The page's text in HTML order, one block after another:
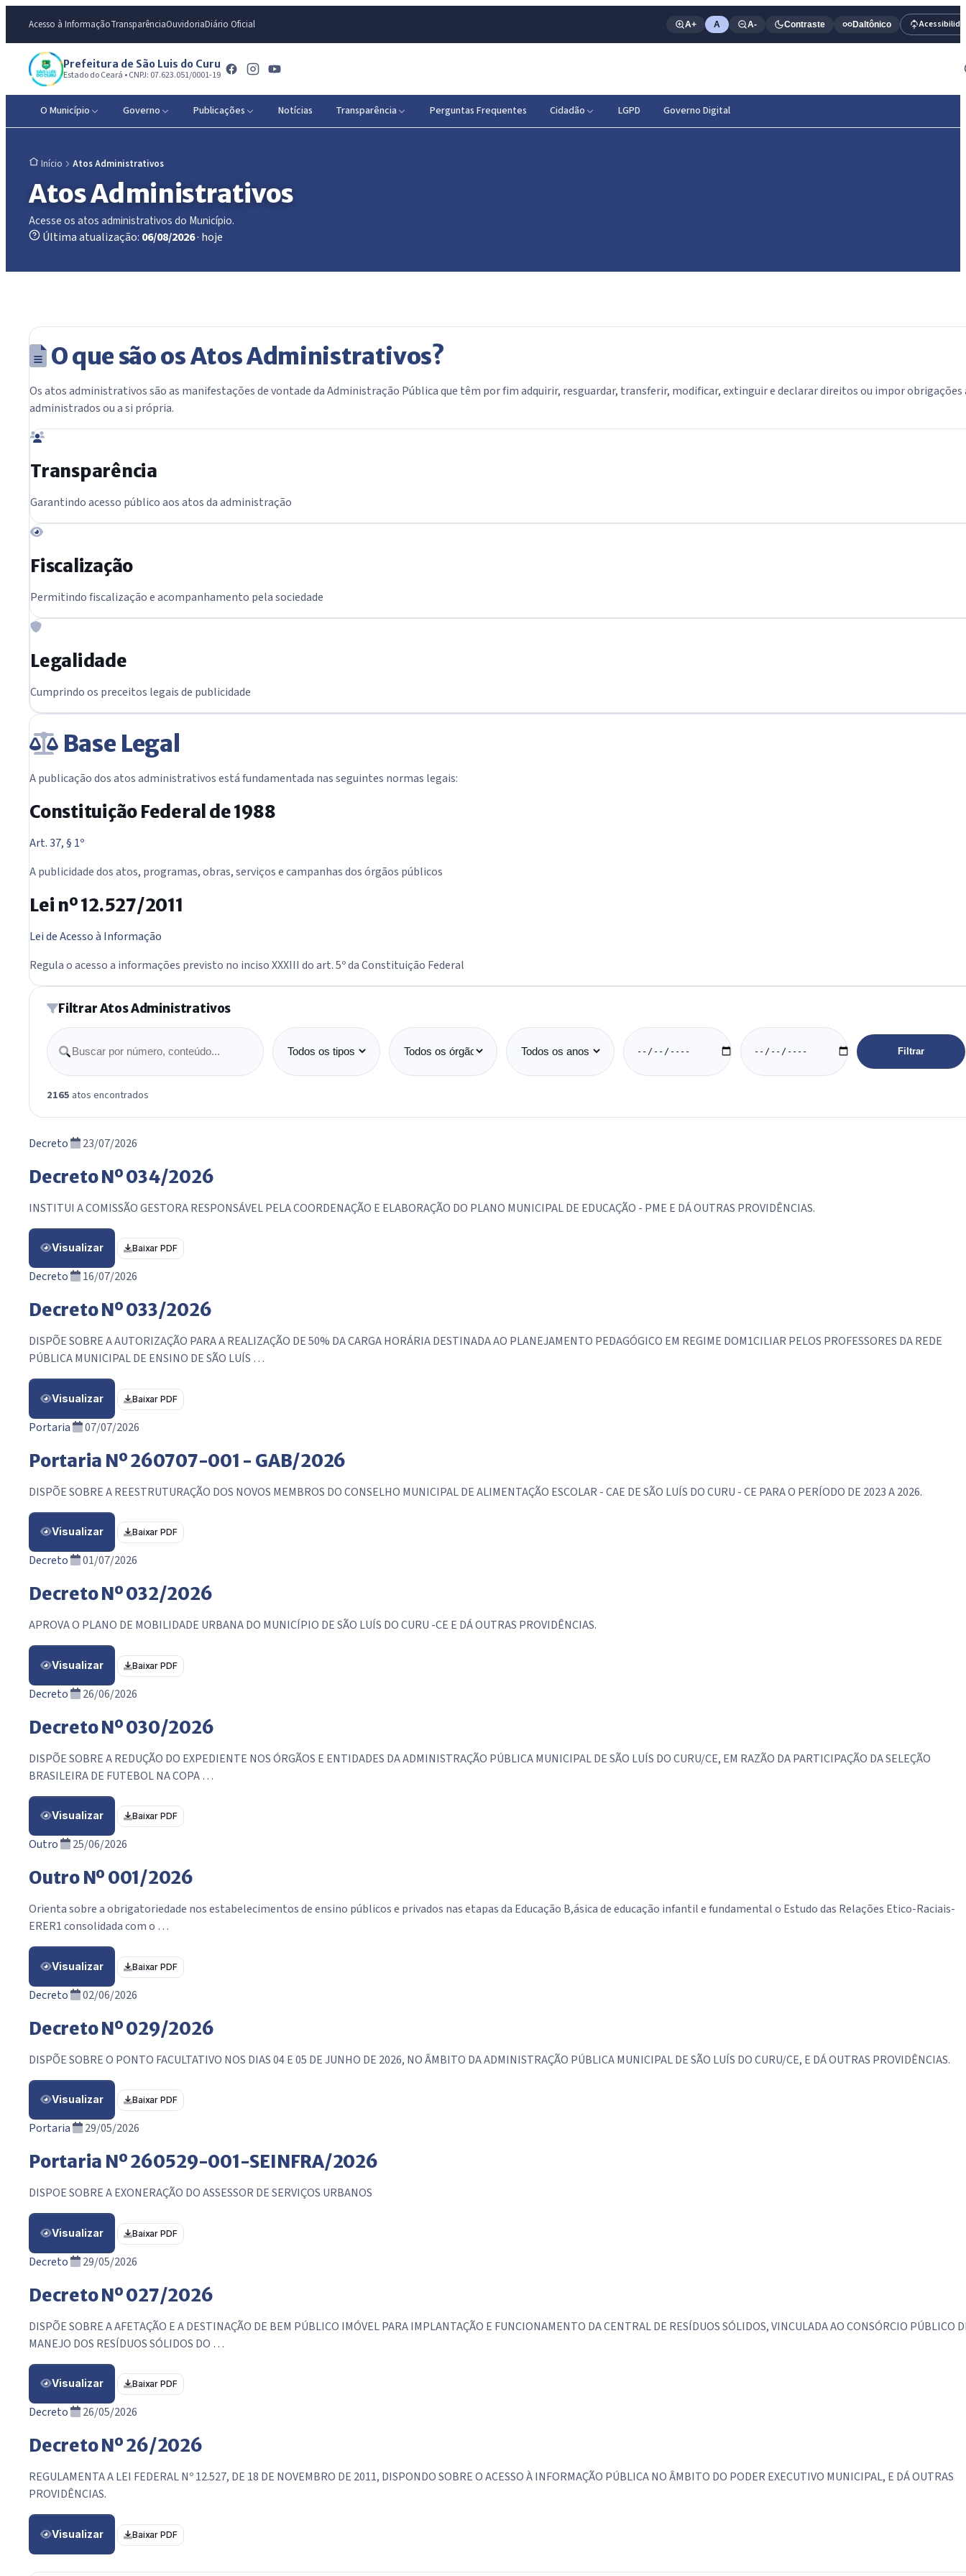
Acesso à InformaçãoTransparênciaOuvidoriaDiário Oficial A+ A A- Contraste Daltônico
Prefeitura de São Luis do Curu
Estado do Ceará • CNPJ: 07.623.051/0001-19
O Município Governo Publicações Notícias Transparência Perguntas Frequentes Cidadão LGPD Governo Digital
Início Atos Administrativos
Atos Administrativos
Acesse os atos administrativos do Município.
Última atualização: 06/08/2026· hoje
O que são os Atos Administrativos?
Os atos administrativos são as manifestações de vontade da Administração Pública que têm por fim adquirir, resguardar, transferir, modificar, extinguir e declarar direitos ou impor obrigações
administrados ou a si própria.
Transparência
Garantindo acesso público aos atos da administração
Fiscalização
Permitindo fiscalização e acompanhamento pela sociedade
Legalidade
Cumprindo os preceitos legais de publicidade
Base Legal
A publicação dos atos administrativos está fundamentada nas seguintes normas legais:
Constituição Federal de 1988
Art. 37, § 1º
A publicidade dos atos, programas, obras, serviços e campanhas dos órgãos públicos
Lei nº 12.527/2011
Lei de Acesso à Informação
Regula o acesso a informações previsto no inciso XXXIII do art. 5º da Constituição Federal
Filtrar Atos Administrativos
Buscar Tipo de ato Órgão emissor Ano Data início Data fim Filtrar
2165 atos encontrados
Decreto 23/07/2026
Decreto Nº 034/2026
INSTITUI A COMISSÃO GESTORA RESPONSÁVEL PELA COORDENAÇÃO E ELABORAÇÃO DO PLANO MUNICIPAL DE EDUCAÇÃO - PME E DÁ OUTRAS PROVIDÊNCIAS.
Visualizar Baixar PDF
Decreto 16/07/2026
Decreto Nº 033/2026
DISPÕE SOBRE A AUTORIZAÇÃO PARA A REALIZAÇÃO DE 50% DA CARGA HORÁRIA DESTINADA AO PLANEJAMENTO PEDAGÓGICO EM REGIME DOM1CILIAR PELOS PROFESSORES DA REDE
PÚBLICA MUNICIPAL DE ENSINO DE SÃO LUÍS …
Visualizar Baixar PDF
Portaria 07/07/2026
Portaria Nº 260707-001 - GAB/2026
DISPÕE SOBRE A REESTRUTURAÇÃO DOS NOVOS MEMBROS DO CONSELHO MUNICIPAL DE ALIMENTAÇÃO ESCOLAR - CAE DE SÃO LUÍS DO CURU - CE PARA O PERÍODO DE 2023 A 2026.
Visualizar Baixar PDF
Decreto 01/07/2026
Decreto Nº 032/2026
APROVA O PLANO DE MOBILIDADE URBANA DO MUNICÍPIO DE SÃO LUÍS DO CURU -CE E DÁ OUTRAS PROVIDÊNCIAS.
Visualizar Baixar PDF
Decreto 26/06/2026
Decreto Nº 030/2026
DISPÕE SOBRE A REDUÇÃO DO EXPEDIENTE NOS ÓRGÃOS E ENTIDADES DA ADMINISTRAÇÃO PÚBLICA MUNICIPAL DE SÃO LUÍS DO CURU/CE, EM RAZÃO DA PARTICIPAÇÃO DA SELEÇÃO
BRASILEIRA DE FUTEBOL NA COPA …
Visualizar Baixar PDF
Outro 25/06/2026
Outro Nº 001/2026
Orienta sobre a obrigatoriedade nos estabelecimentos de ensino públicos e privados nas etapas da Educação B,ásica de educação infantil e fundamental o Estudo das Relações Etico-Raciais-
ERER1 consolidada com o …
Visualizar Baixar PDF
Decreto 02/06/2026
Decreto Nº 029/2026
DISPÕE SOBRE O PONTO FACULTATIVO NOS DIAS 04 E 05 DE JUNHO DE 2026, NO ÂMBITO DA ADMINISTRAÇÃO PÚBLICA MUNICIPAL DE SÃO LUÍS DO CURU/CE, E DÁ OUTRAS PROVIDÊNCIAS.
Visualizar Baixar PDF
Portaria 29/05/2026
Portaria Nº 260529-001-SEINFRA/2026
DISPOE SOBRE A EXONERAÇÃO DO ASSESSOR DE SERVIÇOS URBANOS
Visualizar Baixar PDF
Decreto 29/05/2026
Decreto Nº 027/2026
DISPÕE SOBRE A AFETAÇÃO E A DESTINAÇÃO DE BEM PÚBLICO IMÓVEL PARA IMPLANTAÇÃO E FUNCIONAMENTO DA CENTRAL DE RESÍDUOS SÓLIDOS, VINCULADA AO CONSÓRCIO PÚBLICO
MANEJO DOS RESÍDUOS SÓLIDOS DO …
Visualizar Baixar PDF
Decreto 26/05/2026
Decreto Nº 26/2026
REGULAMENTA A LEI FEDERAL Nº 12.527, DE 18 DE NOVEMBRO DE 2011, DISPONDO SOBRE O ACESSO À INFORMAÇÃO PÚBLICA NO ÂMBITO DO PODER EXECUTIVO MUNICIPAL, E DÁ OUTRAS
PROVIDÊNCIAS.
Visualizar Baixar PDF